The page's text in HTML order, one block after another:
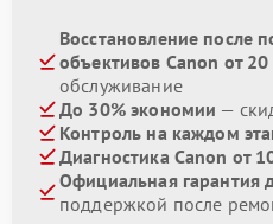
Восстановление после
объективов Canon от
обслуживание
До 30% экономии —
Контроль на каждом
Диагностика Canon от
Официальная гарантия
поддержкой после